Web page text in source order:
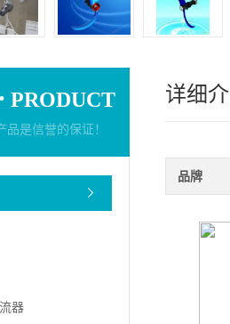
· PRODUCT
是信誉的保证！
器
详细
品牌